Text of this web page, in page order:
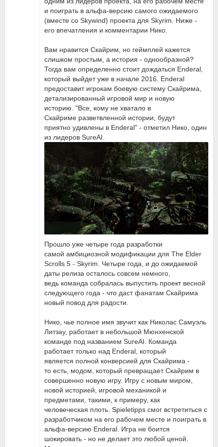
и поиграть в альфа-версию самого ожидаемого
(вместе со Skywind) проекта для Skyrim. Ниже -
его впечатления и комментарии Нико.
Вам нравится Скайрим, но геймплей кажется
слишком простым, а история - однообразной?
Тогда вам определенно стоит дождаться Enderal,
который выйдет уже в начале 2016. Enderal
предоставит игрокам боевую систему Скайрима,
детализированный игровой мир и новую
историю. "Все, кому не хватало в
Скайриме разветвленной истории, будут
приятно удивлены в Enderal" - отметил Нико, один
из лидеров SureAI.
Прошло уже четыре года разработки
самой амбициозной модификации для The Elder
Scrolls 5 - Skyrim. Четыре года, и до ожидаемой
даты релиза осталось совсем немного,
ведь команда собралась выпустить проект весной
следующего года - что даст фанатам Скайрима
новый повод для радости.
Нико, чье полное имя звучит как Николас Самуэль
Литзау, работает в небольшой Мюнхенской
команде под названием SureAI. Команда
работает только над Enderal, который
является полной конверсией для Скайрима -
то есть, модом, который превращает Скайрим в
совершенно новую игру. Игру с новым миром,
новой историей, игровой механикой и
предметами, такими, к примеру, как
человеческая плоть. Spieletipps смог встретиться с
разработчиком на его рабочем месте и поиграть в
альфа-версию Enderal. Игра не боится
шокировать - но не делает это любой ценой.